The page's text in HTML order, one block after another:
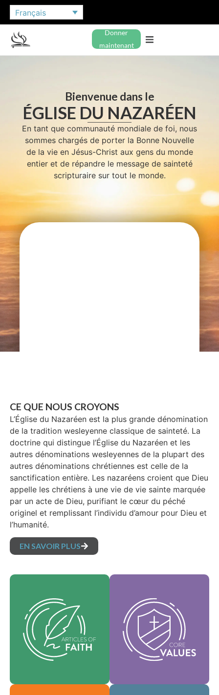
Français
Donner
maintenant
Bienvenue dans le
ÉGLISE DU NAZARÉEN
En tant que communauté mondiale de foi, nous
sommes chargés de porter la Bonne Nouvelle
de la vie en Jésus-Christ aux gens du monde
entier et de répandre le message de sainteté
scripturaire sur tout le monde.
CE QUE NOUS CROYONS
L’Église du Nazaréen est la plus grande dénomination
de la tradition wesleyenne classique de sainteté. La
doctrine qui distingue l’Église du Nazaréen et les
autres dénominations wesleyennes de la plupart des
autres dénominations chrétiennes est celle de la
sanctification entière. Les nazaréens croient que Dieu
appelle les chrétiens à une vie de vie sainte marquée
par un acte de Dieu, purifiant le cœur du péché
originel et remplissant l’individu d’amour pour Dieu et
l’humanité.
EN SAVOIR PLUS
fondamentales et
exposent les vérités
essentielles qui
guident chaque
domaine de pratique.
identité et
soutiennent la vision
de notre
dénomination et
aident à façonner
Valeurs
En tant que
mondiale de foi, nous